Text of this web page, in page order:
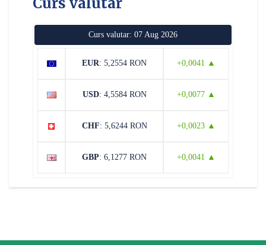
Curs valutar: 07 Aug 2026
EUR: 5,2554 RON +0,0041 ▲
USD: 4,5584 RON +0,0077 ▲
CHF: 5,6244 RON +0,0023 ▲
GBP: 6,1277 RON +0,0041 ▲